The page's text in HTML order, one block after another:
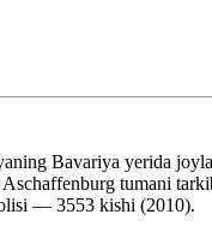
Bavariya yerida
tumani
— 3553 kishi (2010).